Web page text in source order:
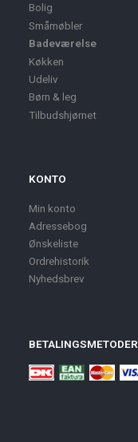
Bolig
Småmøbler
Badeværelse
Køkken
Udeliv
Børn & leg
Tilbudshjørnet
KONTO
Min konto
Adressebog
Ønskeliste
Ordrehistorik
Nyhedsbrev
BETALINGSMETODER